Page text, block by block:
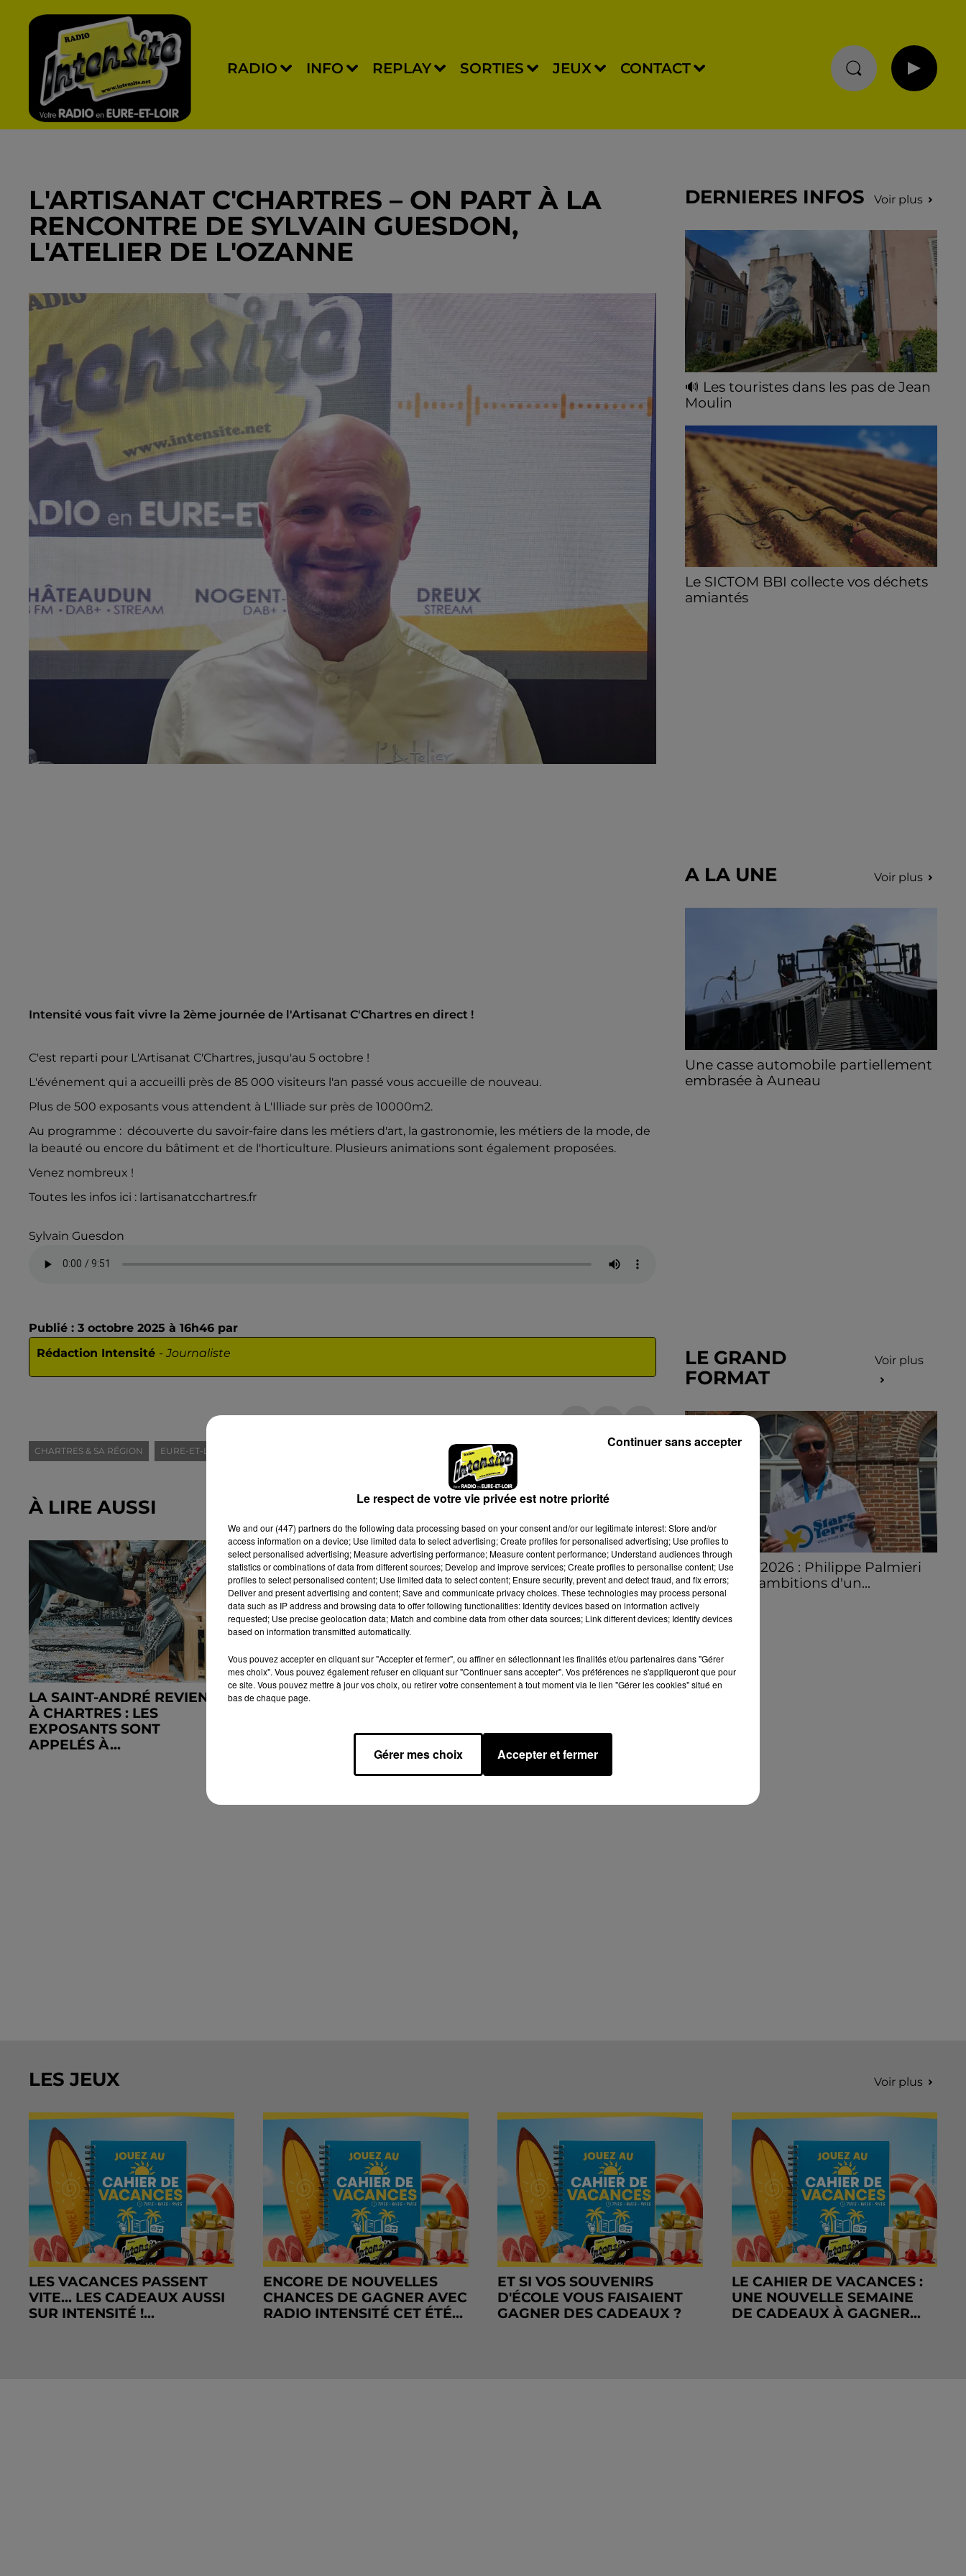
RADIO INFO REPLAY SORTIES JEUX CONTACT
L'ARTISANAT C'CHARTRES – ON PART À LA
RENCONTRE DE SYLVAIN GUESDON,
L'ATELIER DE L'OZANNE
Intensité vous fait vivre la 2ème journée de l'Artisanat C'Chartres en direct !
C'est reparti pour L'Artisanat C'Chartres, jusqu'au 5 octobre !
L'événement qui a accueilli près de 85 000 visiteurs l'an passé vous accueille de nouveau.
Plus de 500 exposants vous attendent à L'Illiade sur près de 10000m2.
Au programme : découverte du savoir-faire dans les métiers d'art, la gastronomie, les métiers de la mode, de
la beauté ou encore du bâtiment et de l'horticulture. Plusieurs animations sont également proposées.
Venez nombreux !
Toutes les infos ici : lartisanatcchartres.fr
Sylvain Guesdon
Publié : 3 octobre 2025 à 16h46 par
Rédaction Intensité -Journaliste
CHARTRES & SA RÉGION EURE-ET-LOIR (28) L'ARTISANAT C'CHARTRES
À LIRE AUSSI
LA SAINT-ANDRÉ REVIENT
À CHARTRES : LES
EXPOSANTS SONT
APPELÉS À...
JOUEZ ET PARTEZ À LA
AUTO-MOTO DE
PARCOURS ENTREPRISES
DERNIERES INFOS Voir plus
🔊 Les touristes dans les pas de Jean
Moulin
les sorties estivales de Chartres Tourisme.
Le SICTOM BBI collecte vos déchets
amiantés
A LA UNE Voir plus
Une casse automobile partiellement
embrasée à Auneau
LE GRAND
FORMAT
Voir plus
Stars'Terre 2026 : Philippe Palmieri
dévoile les ambitions d'un...
À quelques semaines de la première
édition de Stars'Terre, organisée du 18 au 20
LES JEUX Voir plus
LES VACANCES PASSENT
VITE... LES CADEAUX AUSSI
SUR INTENSITÉ !...
ENCORE DE NOUVELLES
CHANCES DE GAGNER AVEC
RADIO INTENSITÉ CET ÉTÉ...
ET SI VOS SOUVENIRS
D'ÉCOLE VOUS FAISAIENT
GAGNER DES CADEAUX ?
LE CAHIER DE VACANCES :
UNE NOUVELLE SEMAINE
DE CADEAUX À GAGNER...
Le respect de votre vie privée est notre priorité
We and our (447) partnersdo the following data processing based on your consent and/or our legitimate interest: Store and/or
access information on a device; Use limited data to select advertising; Create profiles for personalised advertising; Use profiles to
select personalised advertising; Measure advertising performance; Measure content performance; Understand audiences through
statistics or combinations of data from different sources; Develop and improve services; Create profiles to personalise content; Use
profiles to select personalised content; Use limited data to select content; Ensure security, prevent and detect fraud, and fix errors;
Deliver and present advertising and content; Save and communicate privacy choices. These technologies may process personal
data such as IP address and browsing data to offer following functionalities: Identify devices based on information actively
requested; Use precise geolocation data; Match and combine data from other data sources; Link different devices; Identify devices
based on information transmitted automatically.
Vous pouvez accepter en cliquant sur "Accepter et fermer", ou affiner en sélectionnant les finalités et/ou partenaires dans "Gérer
mes choix". Vous pouvez également refuser en cliquant sur "Continuer sans accepter". Vos préférences ne s'appliqueront que pour
ce site. Vous pouvez mettre à jour vos choix, ou retirer votre consentement à tout moment via le lien "Gérer les cookies" situé en
bas de chaque page.
Gérer mes choix Accepter et fermer
Continuer sans accepter